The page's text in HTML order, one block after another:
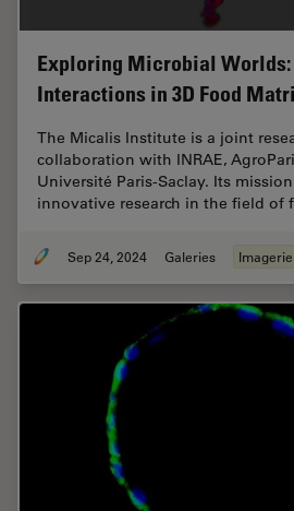
Exploring Microbial
Interactions in 3D Food
The Micalis Institute is a joint
collaboration with INRAE,
Université Paris-Saclay. Its
innovative research in the field
Sep 24, 2024 Galeries